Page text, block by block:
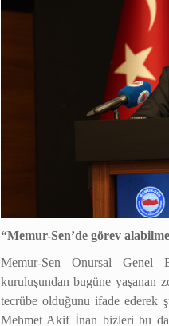
“Memur-Sen’de görev
Memur-Sen Onursal Genel
kuruluşundan bugüne yaşanan
tecrübe olduğunu ifade ederek
Mehmet Akif İnan bizleri bu